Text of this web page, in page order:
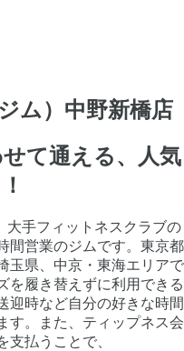
ム）中野新橋店
て通える、人気
大手フィットネスクラブの
間営業のジムです。東京都
玉県、中京・東海エリアで
を履き替えずに利用できる
迎時など自分の好きな時間
す。また、ティップネス会
支払うことで、